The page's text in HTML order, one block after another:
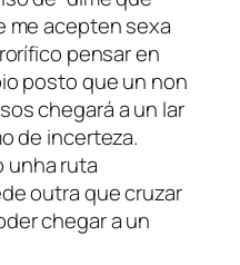
me acepten sexa
pensar en
posto que un non
chegará a un lar
de incerteza.
unha ruta
outra que cruzar
chegar a un